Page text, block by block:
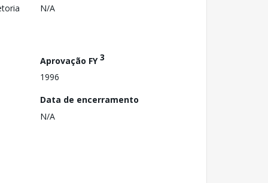
N/A
Aprovação FY3
1996
Data de encerramento
N/A